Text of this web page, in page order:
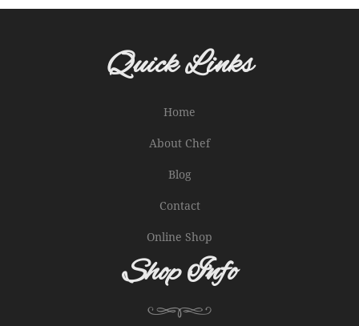
Quick Links
Home
About Chef
Blog
Contact
Online Shop
Shop Info